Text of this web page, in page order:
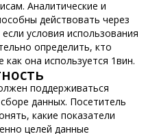
Аналитические и
действовать через
условия использования
определить, кто
она используется 1вин.
поддерживаться
данных. Посетитель
какие показатели
целей данные